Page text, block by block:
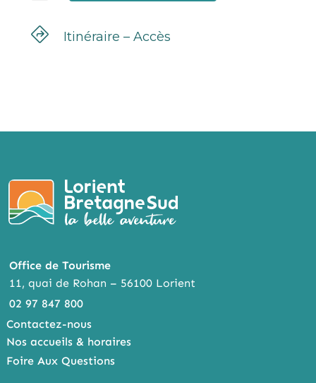
Itinéraire – Accès
Office de Tourisme
11, quai de Rohan – 56100 Lorient
02 97 847 800
Contactez-nous
Nos accueils & horaires
Foire Aux Questions